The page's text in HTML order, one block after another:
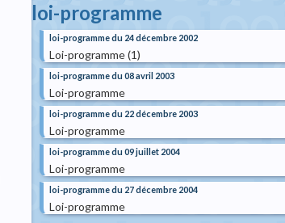
loi-programme
loi-programme du 24 décembre 2002
Loi-programme (1)
loi-programme du 08 avril 2003
Loi-programme
loi-programme du 22 décembre 2003
Loi-programme
loi-programme du 09 juillet 2004
Loi-programme
loi-programme du 27 décembre 2004
Loi-programme